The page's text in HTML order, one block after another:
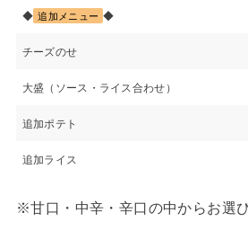
◆ 追加メニュー ◆
チーズのせ
大盛（ソース・ライス合わせ）
追加ポテト
追加ライス
※甘口・中辛・辛口の中からお選